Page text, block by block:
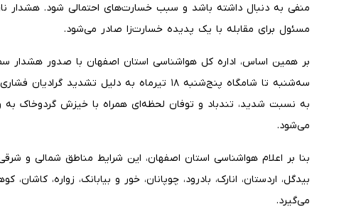
منفی به دنبال داشته باشد و سبب خسارت‌های احتمالی شود. هشدار
مسئول برای مقابله با یک پدیده خسارت‌زا صادر می‌شود.
بر همین اساس، اداره کل هواشناسی استان اصفهان با صدور هشدار
سه‌شنبه تا شامگاه پنج‌شنبه ۱۸ تیرماه به دلیل
به نسبت شدید، تندباد و توفان لحظه‌ای همراه با خیزش گردوخاک
می‌شود.
بنا بر اعلام هواشناسی استان اصفهان، این شرایط مناطق شمالی و
بیدگل، اردستان، انارک، بادرود، چوپانان، خور و بیابانک، زواره، کاشان،
می‌گیرد.